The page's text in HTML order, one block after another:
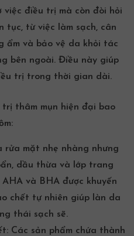
việc điều trị mà còn đòi hỏi
tục, từ việc làm sạch, cân
ẩm và bảo vệ da khỏi tác
bên ngoài. Điều này giúp
trị trong thời gian dài.
thâm mụn hiện đại bao
rửa mặt nhẹ nhàng nhưng
dầu thừa và lớp trang
và BHA được khuyến
chết tự nhiên giúp làn da
thái sạch sẽ.
: Các sản phẩm chứa thành